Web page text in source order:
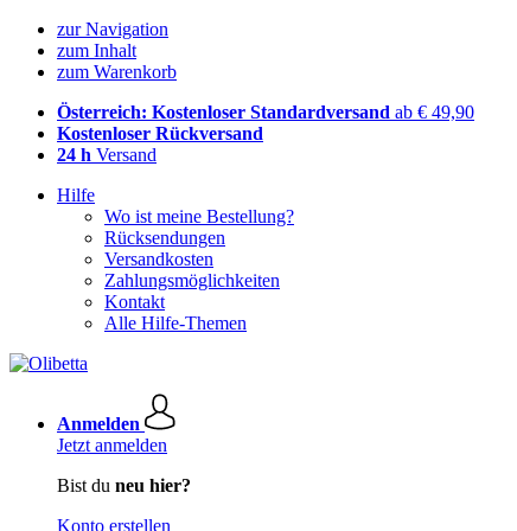
zur Navigation
zum Inhalt
zum Warenkorb
Österreich: Kostenloser Standardversand ab € 49,90
Kostenloser Rückversand
24 h Versand
Hilfe
Wo ist meine Bestellung?
Rücksendungen
Versandkosten
Zahlungsmöglichkeiten
Kontakt
Alle Hilfe-Themen
Anmelden
Jetzt anmelden
Bist du neu hier?
Konto erstellen